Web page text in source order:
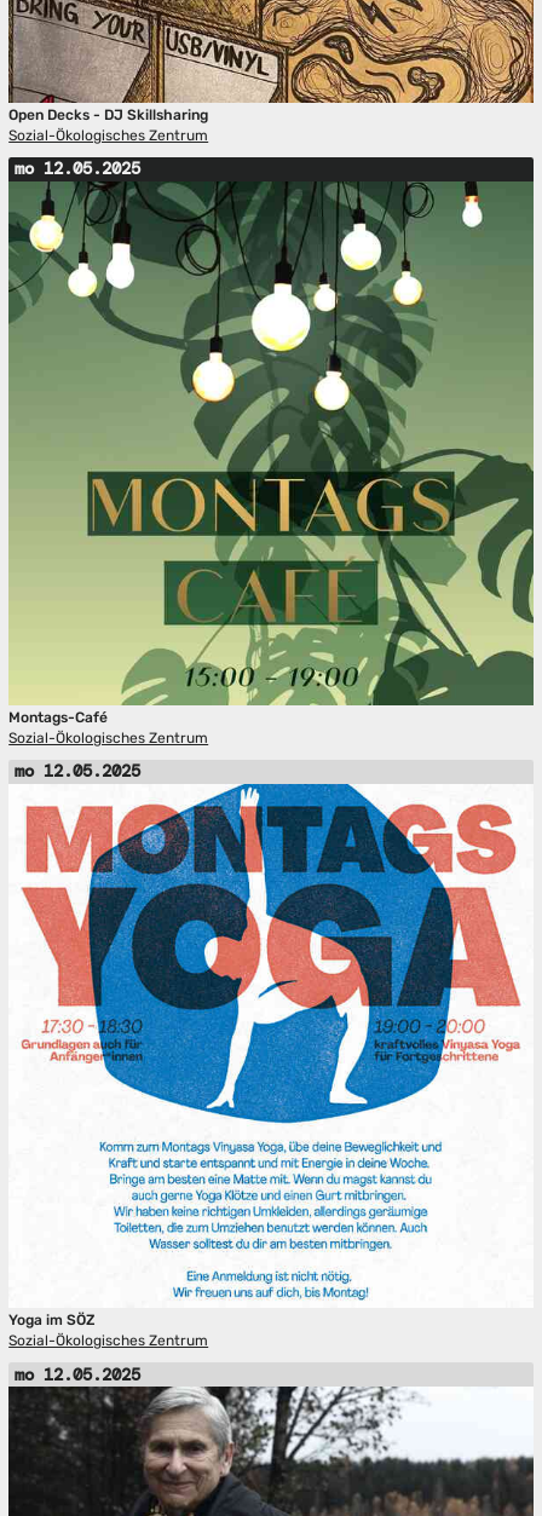
Open Decks - DJ Skillsharing
Sozial-Ökologisches Zentrum
mo 12.05.2025
Montags-Café
Sozial-Ökologisches Zentrum
mo 12.05.2025
Yoga im SÖZ
Sozial-Ökologisches Zentrum
mo 12.05.2025